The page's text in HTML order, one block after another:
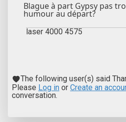
Blague à part Gypsy pas
humour au départ?
laser 4000 4575
The following user(s) said
Please Log in or Create an
conversation.